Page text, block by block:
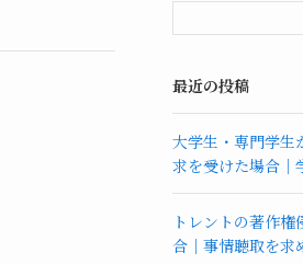
最近の投稿
大学生・専門学生
求を受けた場合｜
トレントの著作
合｜事情聴取を求